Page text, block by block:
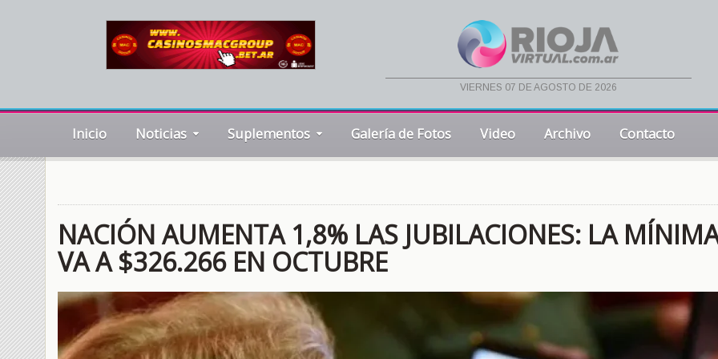
viernes 07 de agosto de 2026
Inicio Noticias Suplementos Galería de Fotos Video Archivo Contacto
NACIÓN AUMENTA 1,8% LAS JUBILACIONES: LA
VA A $326.266 EN OCTUBRE